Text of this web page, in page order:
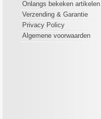
Onlangs bekeken artikelen
Verzending & Garantie
Privacy Policy
Algemene voorwaarden